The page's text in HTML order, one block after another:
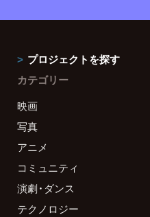
プロジェクトを探す
カテゴリー
映画
写真
アニメ
コミュニティ
演劇・ダンス
テクノロジー